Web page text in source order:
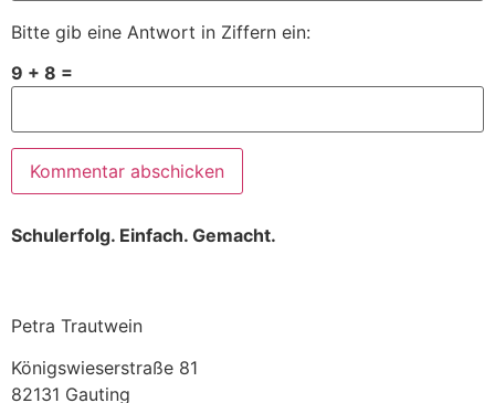
Bitte gib eine Antwort in Ziffern ein:
9 + 8 =
Schulerfolg. Einfach. Gemacht.
Petra Trautwein
Königswieserstraße 81
82131 Gauting